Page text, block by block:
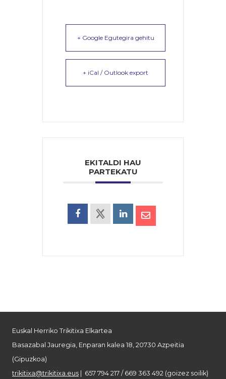
+ Google Egutegira gehitu
+ iCal / Outlook export
EKITALDI HAU
PARTEKATU
Euskal Herriko Trikitixa Elkartea
Basazabal Jauregia, Enparan kalea 18, 20730 Azpeitia
(Gipuzkoa)
trikitixa@trikitixa.eus | 657 794 217 / 669 363 492 (goizez soilik)